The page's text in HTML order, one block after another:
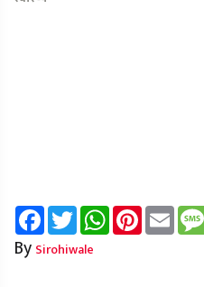
FacebookTwitterWhatsAppPinterest
Email
By Sirohiwale